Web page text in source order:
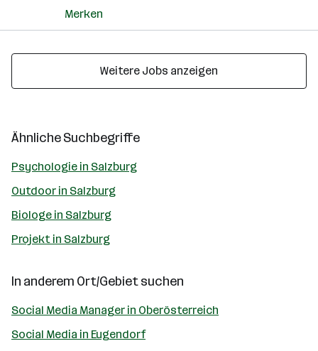
Merken
Weitere Jobs anzeigen
Ähnliche Suchbegriffe
Psychologie in Salzburg
Outdoor in Salzburg
Biologe in Salzburg
Projekt in Salzburg
In anderem Ort/Gebiet suchen
Social Media Manager in Oberösterreich
Social Media in Eugendorf